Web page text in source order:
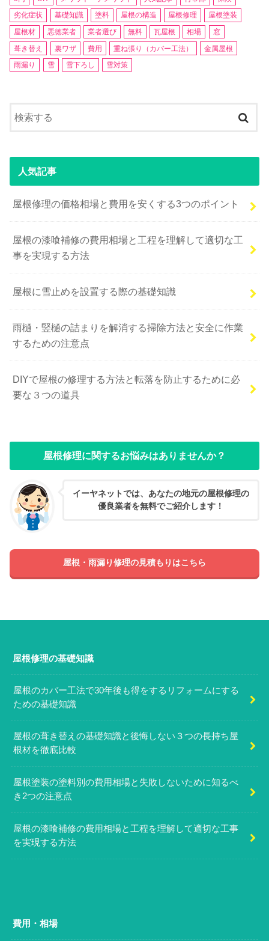
劣化症状
基礎知識 塗料 屋根の構造 屋根修理
屋根塗装
屋根材
悪徳業者 業者選び 無料 瓦屋根 相場
窓
葺き替え
裏ワザ 費用 重ね張り（カバー工法）
金属屋根
雨漏り
雪 雪下ろし 雪対策
人気記事
屋根修理の価格相場と費用を安くする3つのポイント
屋根の漆喰補修の費用相場と工程を理解して適切な工
事を実現する方法
屋根に雪止めを設置する際の基礎知識
雨樋・竪樋の詰まりを解消する掃除方法と安全に作業
するための注意点
DIYで屋根の修理する方法と転落を防止するために必
要な３つの道具
屋根修理に関するお悩みはありませんか？
イーヤネットでは、あなたの地元の屋根修理の
優良業者を無料でご紹介します！
屋根・雨漏り修理の見積もりはこちら
屋根修理の基礎知識
屋根のカバー工法で30年後も得をするリフォームにする
ための基礎知識
屋根の葺き替えの基礎知識と後悔しない３つの長持ち屋
根材を徹底比較
屋根塗装の塗料別の費用相場と失敗しないために知るべ
き2つの注意点
屋根の漆喰補修の費用相場と工程を理解して適切な工事
を実現する方法
費用・相場